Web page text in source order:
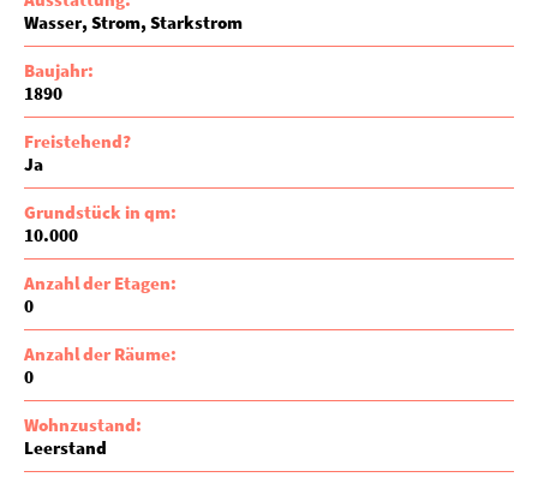
Wasser Strom Starkstrom
Baujahr:
1890
Freistehend?
Ja
Grundstück in qm:
10.000
Anzahl der Etagen:
0
Anzahl der Räume:
0
Wohnzustand:
Leerstand